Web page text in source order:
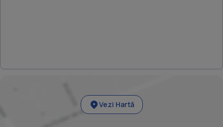
Vezi Hartă